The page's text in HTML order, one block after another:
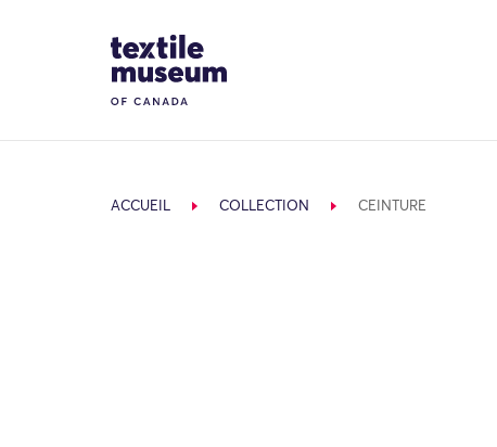
Site Logo
ACCUEIL COLLECTION CEINTURE